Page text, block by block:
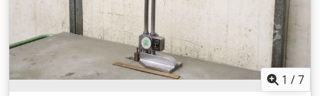
1 /7